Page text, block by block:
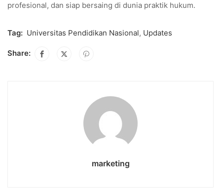
profesional, dan siap bersaing di dunia praktik hukum.
Tag: Universitas Pendidikan Nasional, Updates
Share:
marketing